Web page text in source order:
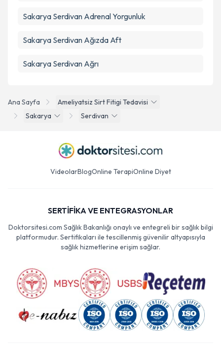
Ana Sayfa
Ameliyatsiz Sirt Fitigi Tedavisi
Sakarya
Serdivan
Sakarya Serdivan Adrenal Yorgunluk
Sakarya Serdivan Ağızda Aft
Sakarya Serdivan Ağrı
VideolarBlogOnline TerapiOnline Diyet
SERTİFİKA VE ENTEGRASYONLAR
Doktorsitesi.com Sağlık Bakanlığı onaylı ve entegreli bir sağlık bilgi
platformudur. Sertifikaları ile tescillenmiş güvenilir altyapısıyla
sağlık hizmetlerine erişim sağlar.